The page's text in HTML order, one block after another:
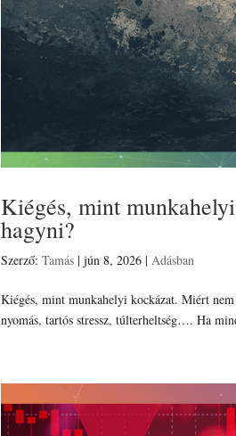
Kiégés, mint
hagyni?
Szerző:Tamás |jún 8, 2026 | Adásban
Kiégés, mint munkahelyi kockázat. Miért
nyomás, tartós stressz, túlterheltség…. Ha